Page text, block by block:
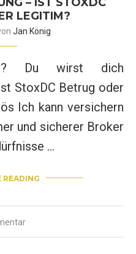
LEGITIM?
Jan König
Du wirst dich
StoxDC Betrug oder
Ich kann versichern
und sicherer Broker
…
READING